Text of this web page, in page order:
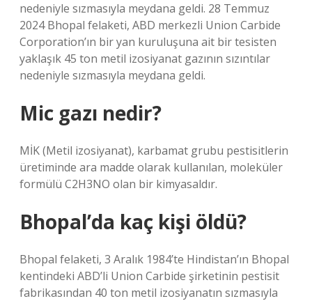
nedeniyle sızmasıyla meydana geldi. 28 Temmuz
2024 Bhopal felaketi, ABD merkezli Union Carbide
Corporation’ın bir yan kuruluşuna ait bir tesisten
yaklaşık 45 ton metil izosiyanat gazının sızıntılar
nedeniyle sızmasıyla meydana geldi.
Mic gazı nedir?
MİK (Metil izosiyanat), karbamat grubu pestisitlerin
üretiminde ara madde olarak kullanılan, moleküler
formülü C2H3NO olan bir kimyasaldır.
Bhopal’da kaç kişi öldü?
Bhopal felaketi, 3 Aralık 1984’te Hindistan’ın Bhopal
kentindeki ABD’li Union Carbide şirketinin pestisit
fabrikasından 40 ton metil izosiyanatın sızmasıyla